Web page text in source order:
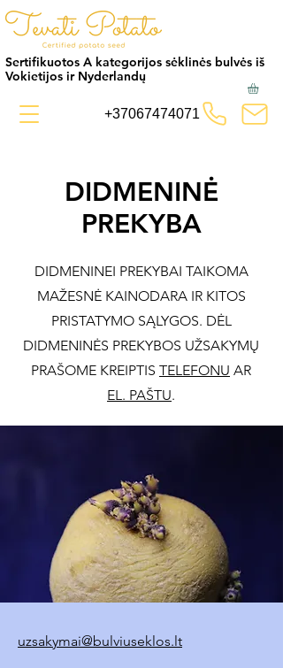
Sertifikuotos A kategorijos sėklinės bulvės iš
Vokietijos ir Nyderlandų
+37067474071
DIDMENINĖ
PREKYBA
DIDMENINEI PREKYBAI TAIKOMA
MAŽESNĖ KAINODARA IR KITOS
PRISTATYMO SĄLYGOS. DĖL
DIDMENINĖS PREKYBOS UŽSAKYMŲ
PRAŠOME KREIPTIS TELEFONU AR
EL. PAŠTU.
uzsakymai@bulviuseklos.lt